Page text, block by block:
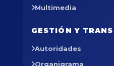
Multimedia
GESTIÓN Y
Autoridades
Organigrama